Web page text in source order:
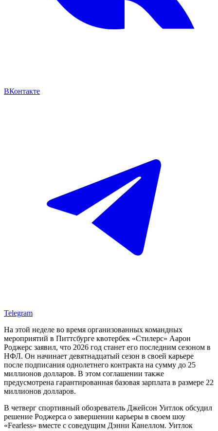
ВКонтакте
Telegram
На этой неделе во время организованных командных
мероприятий в Питтсбурге квотербек «Стилерс» Аарон
Роджерс заявил, что 2026 год станет его последним сезоном в
НФЛ. Он начинает девятнадцатый сезон в своей карьере
после подписания однолетнего контракта на сумму до 25
миллионов долларов. В этом соглашении также
предусмотрена гарантированная базовая зарплата в размере 22
миллионов долларов.
В четверг спортивный обозреватель Джейсон Уитлок обсудил
решение Роджерса о завершении карьеры в своем шоу
«Fearless» вместе с соведущим Дэнни Канеллом. Уитлок